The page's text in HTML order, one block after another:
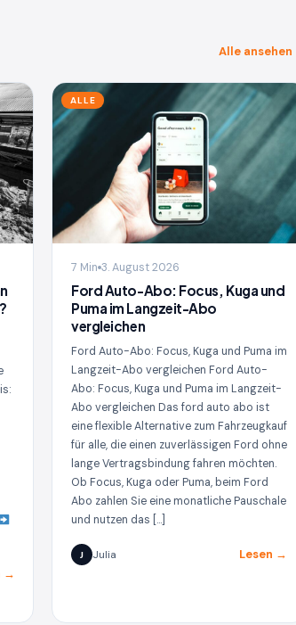
Alle
→
ALLE
7 Min 3. August 2026
Ford Auto-Abo: Focus, Kuga und
Puma im Langzeit-Abo
vergleichen
Ford Auto-Abo: Focus, Kuga und Puma im
Langzeit-Abo vergleichen Ford Auto-
Abo: Focus, Kuga und Puma im Langzeit-
Abo vergleichen Das ford auto abo ist
eine flexible Alternative zum Fahrzeugkauf
für alle, die einen zuverlässigen Ford ohne
lange Vertragsbindung fahren möchten.
Ob Focus, Kuga oder Puma, beim Ford
Abo zahlen Sie eine monatliche Pauschale
und nutzen das […]
J Julia Lesen →